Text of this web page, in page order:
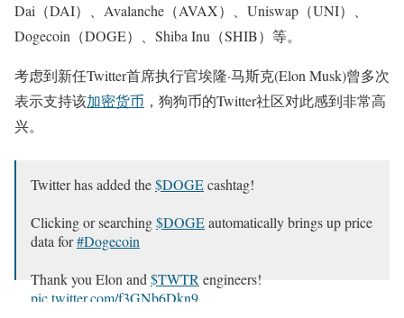
Dai（DAI）、Avalanche（AVAX）、Uniswap（UNI）、
Dogecoin（DOGE）、Shiba Inu（SHIB）等。
考虑到新任Twitter首席执行官埃隆·马斯克(Elon Musk)曾多次
表示支持该加密货币 ，狗狗币的Twitter社区对此感到非常高
兴。
Twitter has added the$DOGEcashtag!
Clicking or searching$DOGEautomatically brings up price
data for#Dogecoin
Thank you Elon and $TWTR engineers!
pic.twitter.com/f3GNb6Dkn9